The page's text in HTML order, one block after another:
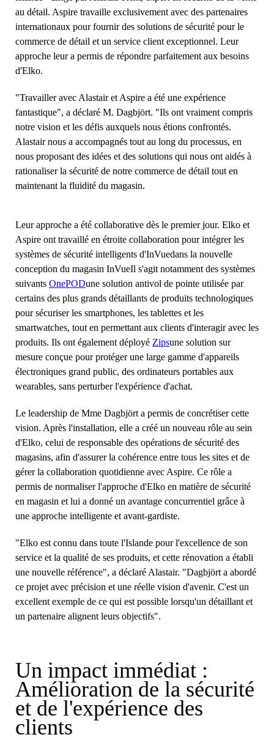
au détail. Aspire travaille exclusivement avec des partenaires
internationaux pour fournir des solutions de sécurité pour le
commerce de détail et un service client exceptionnel. Leur
approche leur a permis de répondre parfaitement aux besoins
d'Elko.
"Travailler avec Alastair et Aspire a été une expérience
fantastique", a déclaré M. Dagbjört. "Ils ont vraiment compris
notre vision et les défis auxquels nous étions confrontés.
Alastair nous a accompagnés tout au long du processus, en
nous proposant des idées et des solutions qui nous ont aidés à
rationaliser la sécurité de notre commerce de détail tout en
maintenant la fluidité du magasin.
Leur approche a été collaborative dès le premier jour. Elko et
Aspire ont travaillé en étroite collaboration pour intégrer les
systèmes de sécurité intelligents d'InVuedans la nouvelle
conception du magasin InVueIl s'agit notamment des systèmes
suivants OnePODune solution antivol de pointe utilisée par
certains des plus grands détaillants de produits technologiques
pour sécuriser les smartphones, les tablettes et les
smartwatches, tout en permettant aux clients d'interagir avec les
produits. Ils ont également déployé Zipsune solution sur
mesure conçue pour protéger une large gamme d'appareils
électroniques grand public, des ordinateurs portables aux
wearables, sans perturber l'expérience d'achat.
Le leadership de Mme Dagbjört a permis de concrétiser cette
vision. Après l'installation, elle a créé un nouveau rôle au sein
d'Elko, celui de responsable des opérations de sécurité des
magasins, afin d'assurer la cohérence entre tous les sites et de
gérer la collaboration quotidienne avec Aspire. Ce rôle a
permis de normaliser l'approche d'Elko en matière de sécurité
en magasin et lui a donné un avantage concurrentiel grâce à
une approche intelligente et avant-gardiste.
"Elko est connu dans toute l'Islande pour l'excellence de son
service et la qualité de ses produits, et cette rénovation a établi
une nouvelle référence", a déclaré Alastair. "Dagbjört a abordé
ce projet avec précision et une réelle vision d'avenir. C'est un
excellent exemple de ce qui est possible lorsqu'un détaillant et
un partenaire alignent leurs objectifs".
Un impact immédiat :
Amélioration de la sécurité
et de l'expérience des
clients